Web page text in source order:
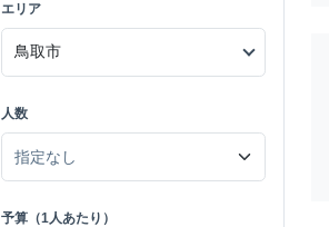
エリア
人数
予算（1人あたり）